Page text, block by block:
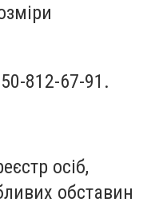
812-67-91 .
осіб,
обставин